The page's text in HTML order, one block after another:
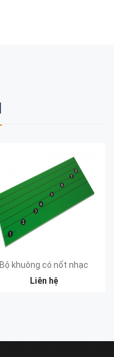
Bộ khuông có nốt nhạc
Liên hệ